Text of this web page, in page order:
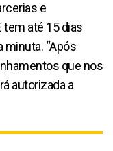
e
tem até 15 dias
minuta. “Após
que nos
autorizada a